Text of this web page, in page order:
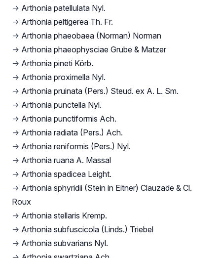
→ Arthonia patellulata Nyl.
→ Arthonia peltigerea Th. Fr.
→ Arthonia phaeobaea (Norman) Norman
→ Arthonia phaeophysciae Grube & Matzer
→ Arthonia pineti Körb.
→ Arthonia proximella Nyl.
→ Arthonia pruinata (Pers.) Steud. ex A. L. Sm.
→ Arthonia punctella Nyl.
→ Arthonia punctiformis Ach.
→ Arthonia radiata (Pers.) Ach.
→ Arthonia reniformis (Pers.) Nyl.
→ Arthonia ruana A. Massal
→ Arthonia spadicea Leight.
→ Arthonia sphyridii (Stein in Eitner) Clauzade & Cl.
Roux
→ Arthonia stellaris Kremp.
→ Arthonia subfuscicola (Linds.) Triebel
→ Arthonia subvarians Nyl.